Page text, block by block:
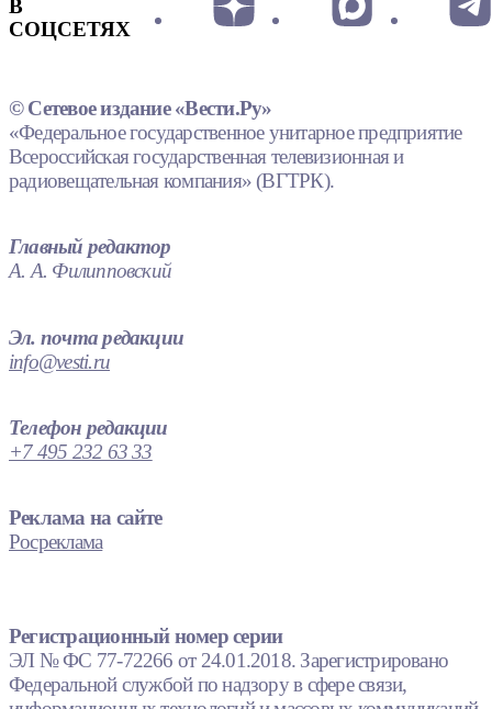
В
СОЦСЕТЯХ
© Сетевое издание «Вести.Ру»
«Федеральное государственное унитарное предприятие
Всероссийская государственная телевизионная и
радиовещательная компания» (ВГТРК).
Главный редактор
А. А. Филипповский
Эл. почта редакции
info@vesti.ru
Телефон редакции
+7 495 232 63 33
Реклама на сайте
Росреклама
Регистрационный номер серии
ЭЛ № ФС 77-72266 от 24.01.2018. Зарегистрировано
Федеральной службой по надзору в сфере связи,